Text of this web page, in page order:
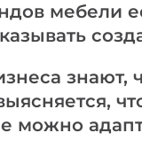
мебели
знают,
можно